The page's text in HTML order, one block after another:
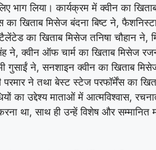
भाग लिया। कार्यक्रम में क्वीन का
का खिताब मिसेज बंदना बिष्ट ने,
टैलेंटेड का खिताब मिसेज तनिषा चौहान ने,
ने, क्वीन ऑफ चार्म का खिताब मिसेज
गुसाईं ने, सनशाइन क्वीन का खिताब
ने तथा बेस्ट स्टेज परफॉर्मेंस का
का उद्देश्य माताओं में आत्मविश्वास,
करना था, साथ ही उन्हें विशेष और